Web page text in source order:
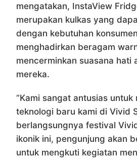
mengatakan, InstaView
merupakan kulkas yang
dengan kebutuhan
menghadirkan beragam
mencerminkan suasana hati
mereka.
“Kami sangat antusias untuk
teknologi baru kami di Vivid
berlangsungnya festival
ikonik ini, pengunjung akan
untuk mengkuti kegiatan